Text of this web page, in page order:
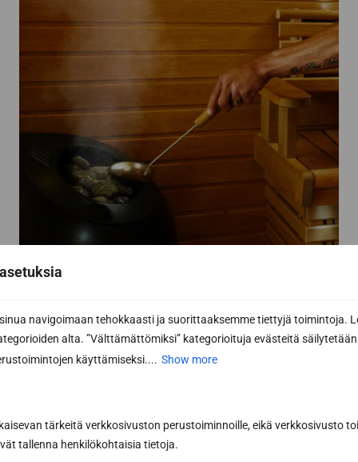
navigoimaan tehokkaasti ja suorittaaksemme tiettyjä toimintoja.
alta. ”Välttämättömiksi” kategorioituja evästeitä säilytetään
käyttämiseksi.... Show more
tärkeitä verkkosivuston perustoiminnoille, eikä verkkosivusto
tallenna henkilökohtaisia tietoja.
Subscribe to the newsletter
sauna renovation from a sauna construction
professional